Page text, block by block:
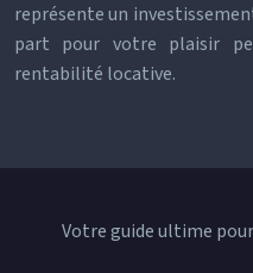
représente un
part pour votre plaisir
rentabilité locative.
Votre guide ultime